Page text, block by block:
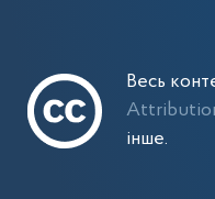
Весь
інше.